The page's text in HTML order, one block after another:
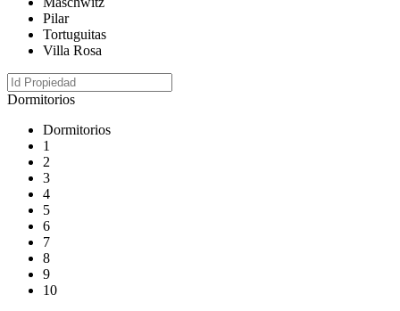
Pilar
Tortuguitas
Villa Rosa
Dormitorios
Dormitorios
1
2
3
4
5
6
7
8
9
10